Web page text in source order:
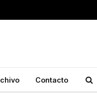
Contacto